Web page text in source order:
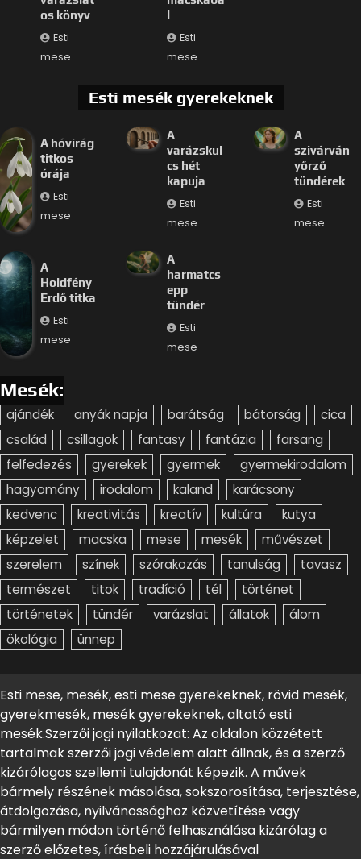
os könyv
Esti
mese
l
Esti
mese
Esti mesék gyerekeknek
A hóvirág
titkos
órája
Esti
mese
A
varázskul
cs hét
kapuja
Esti
mese
A
szivárván
yőrző
tündérek
Esti
mese
A
Holdfény
Erdő titka
Esti
mese
A
harmatcs
epp
tündér
Esti
mese
Mesék:
ajándék anyák napja barátság bátorság
cica
család
csillagok fantasy fantázia
farsang
felfedezés
gyerekek gyermek
gyermekirodalom
hagyomány
irodalom kaland
karácsony
kedvenc
kreativitás kreatív kultúra
kutya
képzelet
macska mese mesék
művészet
szerelem
színek szórakozás tanulság
tavasz
természet
titok tradíció tél
történet
történetek
tündér varázslat állatok
álom
ökológia
ünnep
Esti mese, mesék, esti mese gyerekeknek, rövid mesék,
gyerekmesék, mesék gyerekeknek, altató esti
mesék.Szerzői jogi nyilatkozat: Az oldalon közzétett
tartalmak szerzői jogi védelem alatt állnak, és a szerző
kizárólagos szellemi tulajdonát képezik. A művek
bármely részének másolása, sokszorosítása, terjesztése,
átdolgozása, nyilvánossághoz közvetítése vagy
bármilyen módon történő felhasználása kizárólag a
szerző előzetes, írásbeli hozzájárulásával